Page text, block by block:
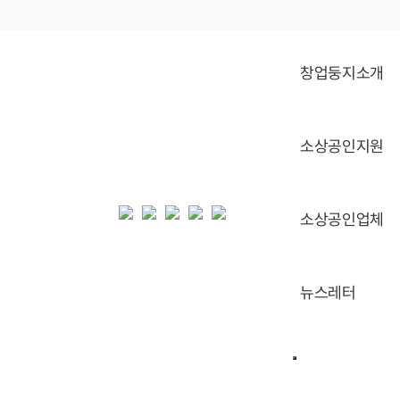
창업둥지소개
소상공인지원
소상공인업체
뉴스레터